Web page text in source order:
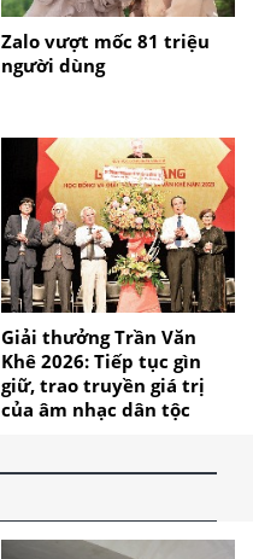
Zalo vượt mốc 81 triệu
người dùng
Giải thưởng Trần Văn
Khê 2026: Tiếp tục gìn
giữ, trao truyền giá trị
của âm nhạc dân tộc